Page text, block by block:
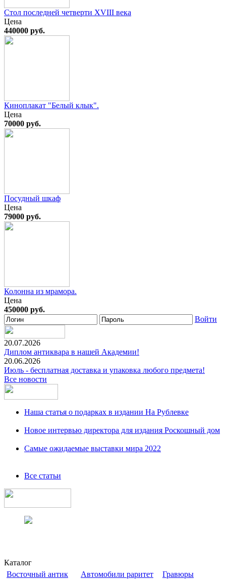
Стол последней четверти XVIII века
Цена
440000 руб.
Киноплакат "Белый клык".
Цена
70000 руб.
Посудный шкаф
Цена
79000 руб.
Колонна из мрамора.
Цена
450000 руб.
Войти
20.07.2026
Диплом антиквара в нашей Академии!
20.06.2026
Июль - бесплатная доставка и упаковка любого предмета!
Все новости
Наша статья о подарках в издании На Рублевке
Новое интервью директора для издания Роскошный дом
Самые ожидаемые выставки мира 2022
Все статьи
Каталог
Восточный антик
Автомобили раритет
Гравюры